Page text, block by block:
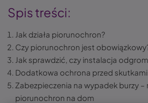
Spis treści:
Jak działa piorunochron?
Czy piorunochron jest
Jak sprawdzić, czy instalacja
Dodatkowa ochrona przed
Zabezpieczenia na wypadek burzy –
piorunochron na dom